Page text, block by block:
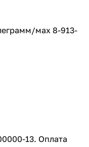
мах 8-913-
13. Оплата